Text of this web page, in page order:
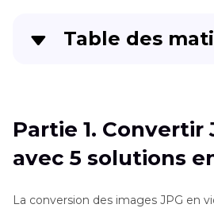
Table des
Partie 2. Convertir JPG en
de bureau
Partie 3. Astuces
Partie 1. Convertir
avec 5 solutions
La conversion des images JPG en